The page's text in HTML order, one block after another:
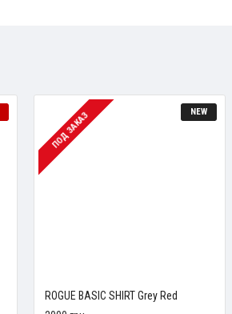
NEW
ПОД ЗАКАЗ
ROGUE BASIC SHIRT Grey Red